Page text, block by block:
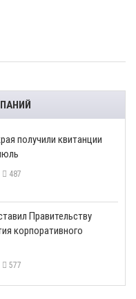
получили квитанции
487
Правительству
корпоративного
577